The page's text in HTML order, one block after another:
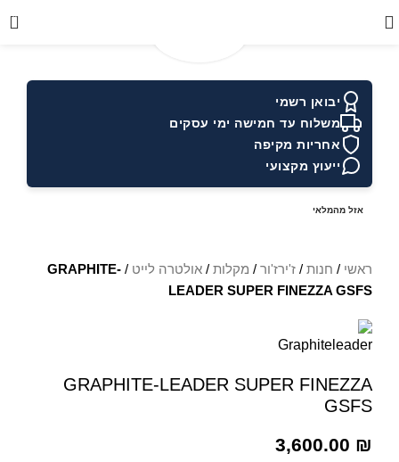
0
יבואן רשמי
משלוח עד חמישה ימי עסקים
אחריות מקיפה
ייעוץ מקצועי
אזל מהמלאי
ראשי / חנות / ז'ירז'ור / מקלות / אולטרה לייט /
GRAPHITE-
LEADER SUPER FINEZZA GSFS
GRAPHITE-LEADER SUPER FINEZZA
GSFS
3,600.00 ₪